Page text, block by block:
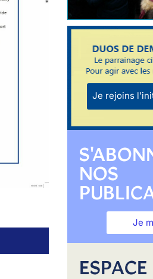
Je rejoins
NOS
Je
ESPACE